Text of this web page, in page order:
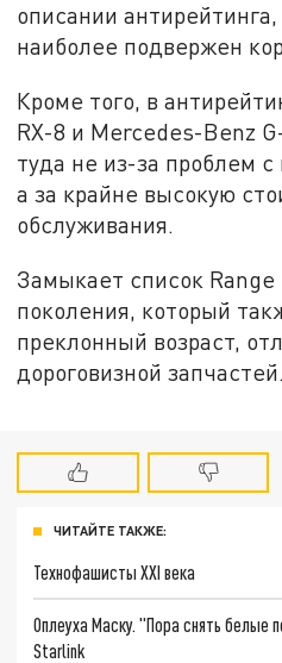
описании
наиболее подвержен
Кроме того, в
RX-8 и Mercedes-Benz
туда не из-за проблем
а за крайне высокую
обслуживания.
Замыкает список Range
поколения, который
преклонный возраст,
дороговизной запчастей.
ЧИТАЙТЕ ТАКЖЕ:
Технофашисты XXI века
Оплеуха Маску. "Пора снять белые
Starlink